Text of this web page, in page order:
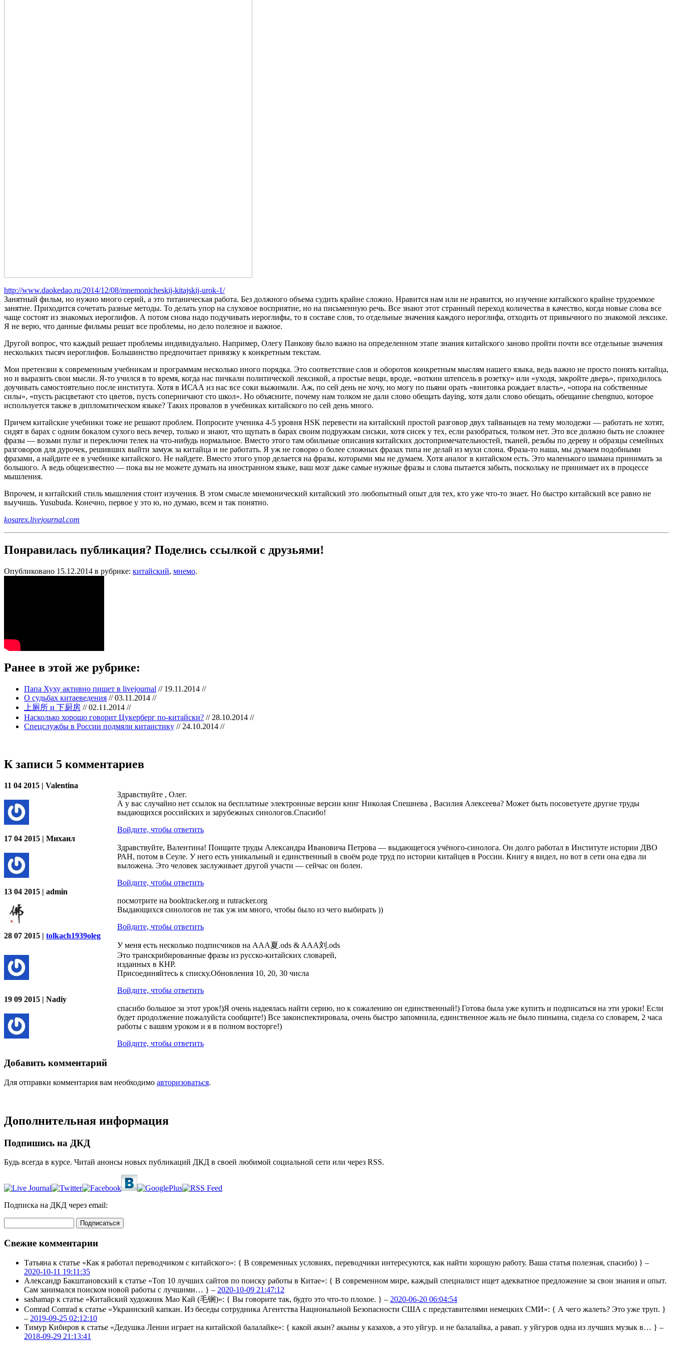
http://www.daokedao.ru/2014/12/08/mnemonicheskij-kitajskij-urok-1/
Занятный фильм, но нужно много серий, а это титаническая работа. Без должного объема судить крайне сложно. Нравится нам или не нравится, но изучение китайского крайне трудоемкое
занятие. Приходится сочетать разные методы. То делать упор на слуховое восприятие, но на письменную речь. Все знают этот странный переход количества в качество, когда новые слова все
чаще состоят из знакомых иероглифов. А потом снова надо подучивать иероглифы, то в составе слов, то отдельные значения каждого иероглифа, отходить от привычного по знакомой лексике.
Я не верю, что данные фильмы решат все проблемы, но дело полезное и важное.
Другой вопрос, что каждый решает проблемы индивидуально. Например, Олегу Панкову было важно на определенном этапе знания китайского заново пройти почти все отдельные значения
нескольких тысяч иероглифов. Большинство предпочитает привязку к конкретным текстам.
Мои претензии к современным учебникам и программам несколько иного порядка. Это соответствие слов и оборотов конкретным мыслям нашего языка, ведь важно не просто понять китайца,
но и выразить свои мысли. Я-то учился в то время, когда нас пичкали политической лексикой, а простые вещи, вроде, «воткни штепсель в розетку» или «уходя, закройте дверь», приходилось
доучивать самостоятельно после института. Хотя в ИСАА из нас все соки выжимали. Аж, по сей день не хочу, но могу по пьяни орать «винтовка рождает власть», «опора на собственные
силы», «пусть расцветают сто цветов, пусть соперничают сто школ». Но объясните, почему нам толком не дали слово обещать daying, хотя дали слово обещать, обещание chengnuo, которое
используется также в дипломатическом языке? Таких провалов в учебниках китайского по сей день много.
Причем китайские учебники тоже не решают проблем. Попросите ученика 4-5 уровня HSK перевести на китайский простой разговор двух тайваньцев на тему молодежи — работать не хотят,
сидят в барах с одним бокалом сухого весь вечер, только и знают, что щупать в барах своим подружкам сиськи, хотя сисек у тех, если разобраться, толком нет. Это все должно быть не сложнее
фразы — возьми пульт и переключи телек на что-нибудь нормальное. Вместо этого там обильные описания китайских достопримечательностей, тканей, резьбы по дереву и образцы семейных
разговоров для дурочек, решивших выйти замуж за китайца и не работать. Я уж не говорю о более сложных фразах типа не делай из мухи слона. Фраза-то наша, мы думаем подобными
фразами, а найдите ее в учебнике китайского. Не найдете. Вместо этого упор делается на фразы, которыми мы не думаем. Хотя аналог в китайском есть. Это маленького шамана принимать за
большого. А ведь общеизвестно — пока вы не можете думать на иностранном языке, ваш мозг даже самые нужные фразы и слова пытается забыть, поскольку не принимает их в процессе
мышления.
Впрочем, и китайский стиль мышления стоит изучения. В этом смысле мнемонический китайский это любопытный опыт для тех, кто уже что-то знает. Но быстро китайский все равно не
выучишь. Yusubuda. Конечно, первое у это ю, но думаю, всем и так понятно.
kosarex.livejournal.com
Понравилась публикация? Поделись ссылкой с друзьями!
Опубликовано 15.12.2014 в рубрике: китайский, мнемо.
Ранее в этой же рубрике:
Папа Хуху активно пишет в livejournal // 19.11.2014 //
О судьбах китаеведения // 03.11.2014 //
上厕所 и 下厨房 // 02.11.2014 //
Насколько хорошо говорит Цукерберг по-китайски? // 28.10.2014 //
Спецслужбы в России подмяли китаистику // 24.10.2014 //
К записи 5 комментариев
11 04 2015 | Valentina
Здравствуйте , Олег.
А у вас случайно нет ссылок на бесплатные электронные версии книг Николая Спешнева , Василия Алексеева? Может быть посоветуете другие труды
выдающихся российских и зарубежных синологов.Спасибо!
Войдите, чтобы ответить
17 04 2015 | Михаил
Здравствуйте, Валентина! Поищите труды Александра Ивановича Петрова — выдающегося учёного-синолога. Он долго работал в Институте истории ДВО
РАН, потом в Сеуле. У него есть уникальный и единственный в своём роде труд по истории китайцев в России. Книгу я видел, но вот в сети она едва ли
выложена. Это человек заслуживает другой участи — сейчас он болен.
Войдите, чтобы ответить
13 04 2015 | admin
посмотрите на booktracker.org и rutracker.org
Выдающихся синологов не так уж им много, чтобы было из чего выбирать ))
Войдите, чтобы ответить
28 07 2015 | tolkach1939oleg
У меня есть несколько подписчиков на AAA夏.ods & AAA刘.ods
Это транскрибированные фразы из русско-китайских словарей,
изданных в КНР.
Присоединяйтесь к списку.Обновления 10, 20, 30 числа
Войдите, чтобы ответить
19 09 2015 | Nadiy
спасибо большое за этот урок!)Я очень надеялась найти серию, но к сожалению он единственный!) Готова была уже купить и подписаться на эти уроки! Если
будет продолжение пожалуйста сообщите!) Все законспектировала, очень быстро запомнила, единственное жаль не было пиньина, сидела со словарем, 2 часа
работы с вашим уроком и я в полном восторге!)
Войдите, чтобы ответить
Добавить комментарий
Для отправки комментария вам необходимо авторизоваться.
Дополнительная информация
Подпишись на ДКД
Будь всегда в курсе. Читай анонсы новых публикаций ДКД в своей любимой социальной сети или через RSS.
Подписка на ДКД через email:
Свежие комментарии
Татьяна к статье «Как я работал переводчиком с китайского»: { В современных условиях, переводчики интересуются, как найти хорошую работу. Ваша статья полезная, спасибо) } –
2020-10-11 19:11:35
Александр Бакштановский к статье «Топ 10 лучших сайтов по поиску работы в Китае»: { В современном мире, каждый специалист ищет адекватное предложение за свои знания и опыт.
Сам занимался поиском новой работы с лучшими… } – 2020-10-09 21:47:12
sashamap к статье «Китайский художник Мао Кай (毛锎)»: { Вы говорите так, будто это что-то плохое. } – 2020-06-20 06:04:54
Comrad Comrad к статье «Украинский капкан. Из беседы сотрудника Агентства Национальной Безопасности США с представителями немецких СМИ»: { А чего жалеть? Это уже труп. }
– 2019-09-25 02:12:10
Тимур Кибиров к статье «Дедушка Ленин играет на китайской балалайке»: { какой акын? акыны у казахов, а это уйгур. и не балалайка, а равап. у уйгуров одна из лучших музык в… } –
2018-09-29 21:13:41